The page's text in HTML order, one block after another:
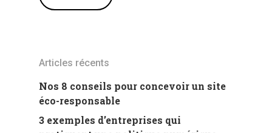
Articles récents
Nos 8 conseils pour concevoir un site
éco-responsable
3 exemples d’entreprises qui